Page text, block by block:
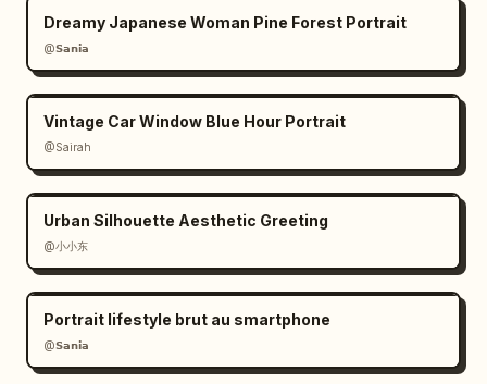
Dreamy Japanese Woman Pine Forest Portrait
@𝗦𝗮𝗻𝗶𝗮
Vintage Car Window Blue Hour Portrait
@Sairah
Urban Silhouette Aesthetic Greeting
@小小东
Portrait lifestyle brut au smartphone
@𝗦𝗮𝗻𝗶𝗮